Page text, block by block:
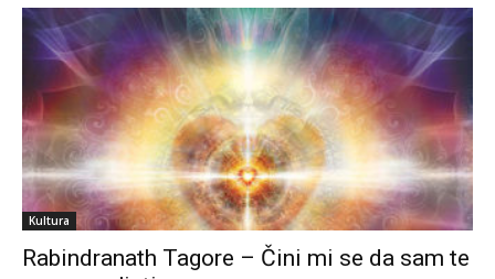
Kultura
Rabindranath Tagore – Čini mi se da sam te